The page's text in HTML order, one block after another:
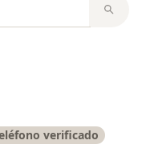
verificado